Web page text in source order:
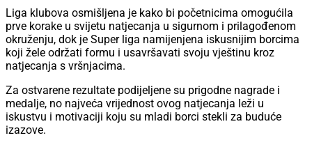
Liga klubova osmišljena je kako bi početnicima omogućila
prve korake u svijetu natjecanja u sigurnom i prilagođenom
okruženju, dok je Super liga namijenjena iskusnijim borcima
koji žele održati formu i usavršavati svoju vještinu kroz
natjecanja s vršnjacima.
Za ostvarene rezultate podijeljene su prigodne nagrade i
medalje, no najveća vrijednost ovog natjecanja leži u
iskustvu i motivaciji koju su mladi borci stekli za buduće
izazove.